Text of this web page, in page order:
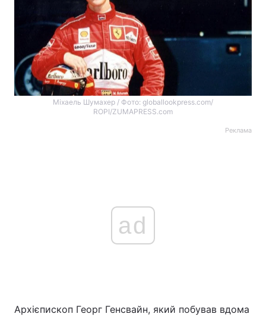
Міхаель Шумахер / Фото: globallookpress.com/
ROPI/ZUMAPRESS.com
Реклама
ad
Архієпископ Георг Генсвайн, який побував вдома